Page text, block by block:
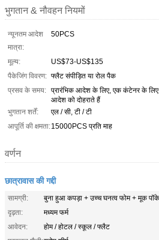
भुगतान & नौवहन नियमों
न्यूनतम आदेश
मात्रा:
50PCS
मूल्य:
US$73-US$135
पैकेजिंग विवरण: फ्लैट संपीड़ित या रोल पैक
प्रसव के समय: प्रारंभिक आदेश के लिए, एक कंटेनर के
आदेश को दोहराते हैं
भुगतान शर्तें:
एल / सी, टी / टी
आपूर्ति की क्षमता:15000PCS प्रति माह
वर्णन
छात्रावास की गद्दी
सामग्री:
बुना हुआ कपड़ा + उच्च घनत्व फोम + मूक
दृढ़ता:
मध्यम फर्म
आवेदन:
होम / होटल / स्कूल / फ्लैट